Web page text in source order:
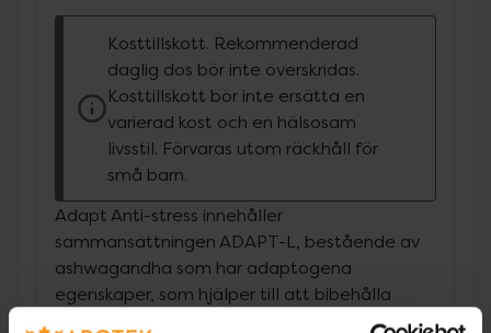
Kosttillskott. Rekommenderad
daglig dos bör inte överskridas.
Kosttillskott bör inte ersätta en
varierad kost och en hälsosam
livsstil. Förvaras utom räckhåll för
små barn.
Adapt Anti-stress innehåller
sammansättningen ADAPT-L, bestående av
ashwagandha som har adaptogena
egenskaper, som hjälper till att bibehålla
kroppens motståndskraft mot stress samt till